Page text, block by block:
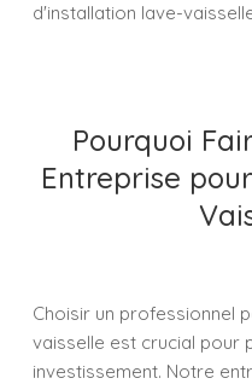
d'installation lave-
Pourquoi
Entreprise
Choisir un professionnel
vaisselle est crucial pour
investissement. Notre